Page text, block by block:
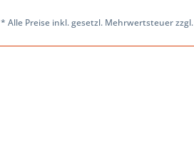
* Alle Preise inkl. gesetzl. Mehrwertsteuer zzgl.